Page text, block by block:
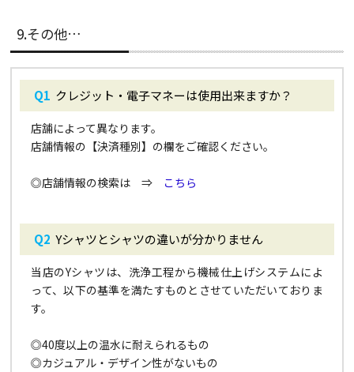
9.その他…
クレジット・電子マネーは使用出来ますか？
店舗によって異なります。
店舗情報の【決済種別】 の欄をご確認ください。
◎店舗情報の検索は ⇒ こちら
Yシャツとシャツの違いが分かりません
当店のYシャツは、洗浄工程から機械仕上げシステムによ
って、以下の基準を満たすものとさせていただいておりま
す。
◎40度以上の温水に耐えられるもの
◎カジュアル・デザイン性がないもの